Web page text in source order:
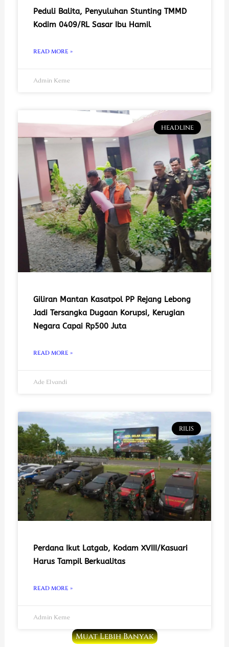
Peduli Balita, Penyuluhan Stunting TMMD
Kodim 0409/RL Sasar Ibu Hamil
READ MORE »
Admin Keme
HEADLINE
Giliran Mantan Kasatpol PP Rejang Lebong
Jadi Tersangka Dugaan Korupsi, Kerugian
Negara Capai Rp500 Juta
READ MORE »
Ade Elvandi
RILIS
Perdana Ikut Latgab, Kodam XVIII/Kasuari
Harus Tampil Berkualitas
READ MORE »
Admin Keme
Muat Lebih Banyak